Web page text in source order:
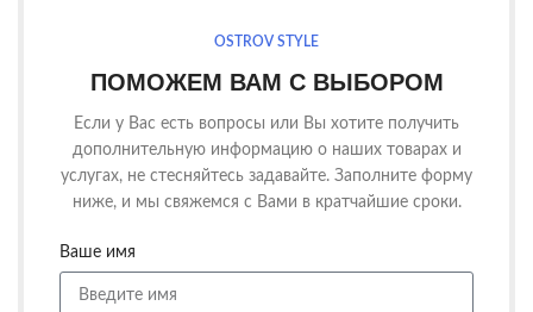
OSTROV STYLE
ПОМОЖЕМ ВАМ С ВЫБОРОМ
Если у Вас есть вопросы или Вы хотите получить
дополнительную информацию о наших товарах и
услугах, не стесняйтесь задавайте. Заполните форму
ниже, и мы свяжемся с Вами в кратчайшие сроки.
Ваше имя